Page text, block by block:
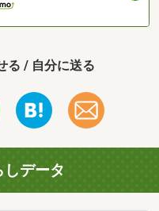
る / 自分に送る
データ